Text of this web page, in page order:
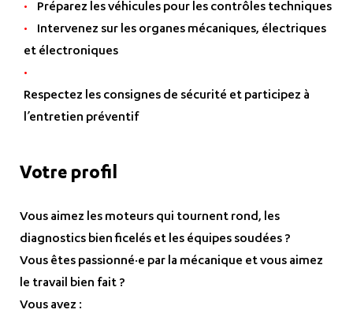
Préparez les véhicules pour les contrôles techniques
Intervenez sur les organes mécaniques, électriques
et électroniques
Respectez les consignes de sécurité et participez à
l’entretien préventif
Votre profil
Vous aimez les moteurs qui tournent rond, les
diagnostics bien ficelés et les équipes soudées ?
Vous êtes passionné·e par la mécanique et vous aimez
le travail bien fait ?
Vous avez :